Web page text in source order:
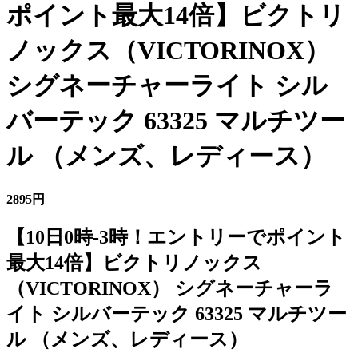
ポイント最大14倍】ビクトリ
ノックス（VICTORINOX）
シグネーチャーライト シル
バーテック 63325 マルチツー
ル （メンズ、レディース）
2895円
【10日0時-3時！エントリーでポイント
最大14倍】ビクトリノックス
（VICTORINOX） シグネーチャーラ
イト シルバーテック 63325 マルチツー
ル （メンズ、レディース）